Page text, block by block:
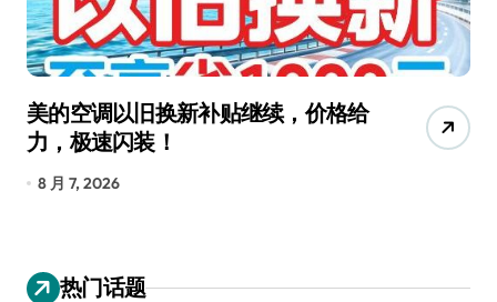
美的空调以旧换新补贴继续，价格给
力，极速闪装！
8 月 7, 2026
热门话题